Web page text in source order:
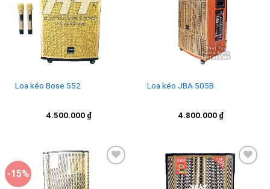
Add to
wishlist
Loa kéo Bose 552
4.500.000 ₫
Loa kéo JBA 505B
4.800.000 ₫
-15%